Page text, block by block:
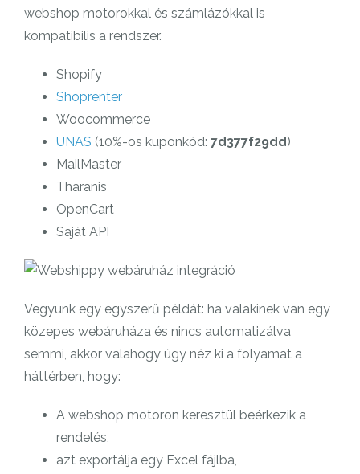
webshop motorokkal és számlázókkal is
kompatibilis a rendszer.
Shopify
Shoprenter
Woocommerce
UNAS (10%-os kuponkód: 7d377f29dd)
MailMaster
Tharanis
OpenCart
Saját API
Vegyünk egy egyszerű példát: ha valakinek van egy
közepes webáruháza és nincs automatizálva
semmi, akkor valahogy úgy néz ki a folyamat a
háttérben, hogy:
A webshop motoron keresztül beérkezik a
rendelés,
azt exportálja egy Excel fájlba,